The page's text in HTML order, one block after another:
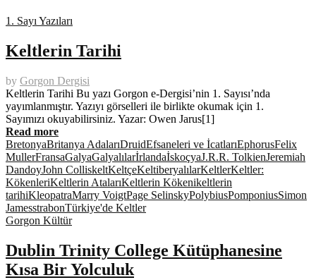
1. Sayı Yazıları
Keltlerin Tarihi
by Gorgon Dergisi
Keltlerin Tarihi Bu yazı Gorgon e-Dergisi’nin 1. Sayısı’nda
yayımlanmıştır. Yazıyı görselleri ile birlikte okumak için 1.
Sayımızı okuyabilirsiniz. Yazar: Owen Jarus[1]
Read more
BretonyaBritanya AdalarıDruidEfsaneleri ve İcatlarıEphorusFelix
MullerFransaGalyaGalyalılarİrlandaİskoçyaJ.R.R. TolkienJeremiah
DandoyJohn ColliskeltKeltçeKeltiberyalılarKeltlerKeltler:
KökenleriKeltlerin AtalarıKeltlerin Kökenikeltlerin
tarihiKleopatraMarry VoigtPage SelinskyPolybiusPomponiusSimon
JamesstrabonTürkiye'de Keltler
Gorgon Kültür
Dublin Trinity College Kütüphanesine
Kısa Bir Yolculuk